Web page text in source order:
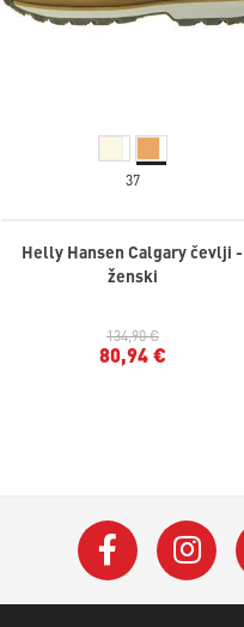
37
Helly Hansen Calgary čevlji -
ženski
134,90 €
80,94 €